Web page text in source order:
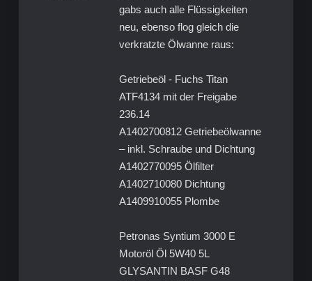
gabs auch alle Flüssigkeiten
neu, ebenso flog gleich die
verkratzte Ölwanne raus:
Getriebeöl - Fuchs Titan
ATF4134 mit der Freigabe
236.14
A1402700812 Getriebeölwanne
– inkl. Schraube und Dichtung
A1402770095 Ölfilter
A1402710080 Dichtung
A1409910055 Plombe
Petronas Syntium 3000 E
Motoröl Öl 5W40 5L
GLYSANTIN BASF G48